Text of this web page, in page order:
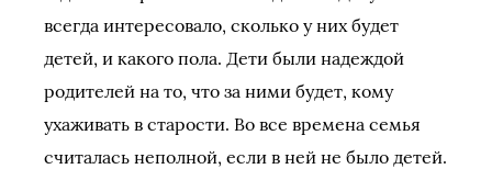
всегда интересовало, сколько у них будет
детей, и какого пола. Дети были надеждой
родителей на то, что за ними будет, кому
ухаживать в старости. Во все времена семья
считалась неполной, если в ней не было детей.